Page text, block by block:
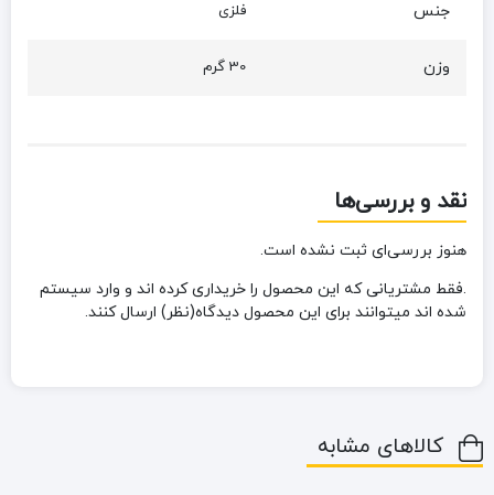
جنس فلزی
وزن 30 گرم
نقد و بررسی‌ها
هنوز بررسی‌ای ثبت نشده است.
.فقط مشتریانی که این محصول را خریداری کرده اند و وارد سیستم
شده اند میتوانند برای این محصول دیدگاه(نظر) ارسال کنند.
کالاهای مشابه